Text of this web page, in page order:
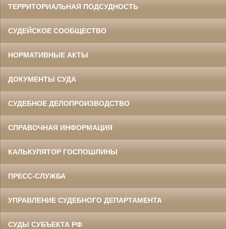
ТЕРРИТОРИАЛЬНАЯ ПОДСУДНОСТЬ
СУДЕЙСКОЕ СООБЩЕСТВО
НОРМАТИВНЫЕ АКТЫ
ДОКУМЕНТЫ СУДА
СУДЕБНОЕ ДЕЛОПРОИЗВОДСТВО
СПРАВОЧНАЯ ИНФОРМАЦИЯ
КАЛЬКУЛЯТОР ГОСПОШЛИНЫ
ПРЕСС-СЛУЖБА
УПРАВЛЕНИЕ СУДЕБНОГО ДЕПАРТАМЕНТА
СУДЫ СУБЪЕКТА РФ